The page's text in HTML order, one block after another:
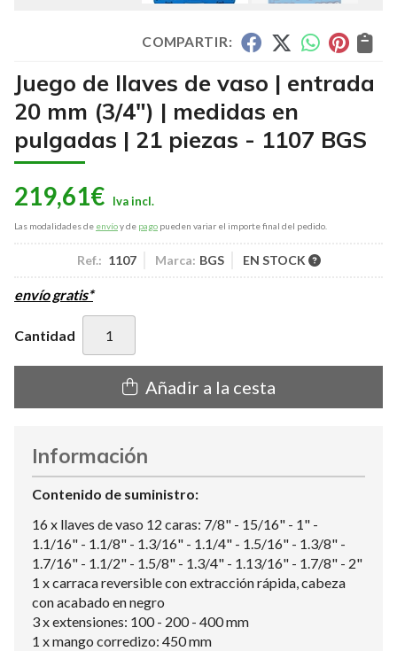
COMPARTIR:
Juego de llaves de vaso | entrada
20 mm (3/4") | medidas en
pulgadas | 21 piezas - 1107 BGS
219,61€
Las modalidades de envíoy de pago pueden variar el importe final del pedido.
Ref.: 1107 Marca: BGS EN STOCK
envío gratis*
Cantidad
Añadir a la cesta
Información
Contenido de suministro:
16 x llaves de vaso 12 caras: 7/8" - 15/16" - 1" -
1.1/16" - 1.1/8" - 1.3/16" - 1.1/4" - 1.5/16" - 1.3/8" -
1.7/16" - 1.1/2" - 1.5/8" - 1.3/4" - 1.13/16" - 1.7/8" - 2"
1 x carraca reversible con extracción rápida, cabeza
con acabado en negro
3 x extensiones: 100 - 200 - 400 mm
1 x mango corredizo: 450 mm